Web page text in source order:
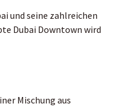
und seine zahlreichen
Dubai Downtown wird
Mischung aus